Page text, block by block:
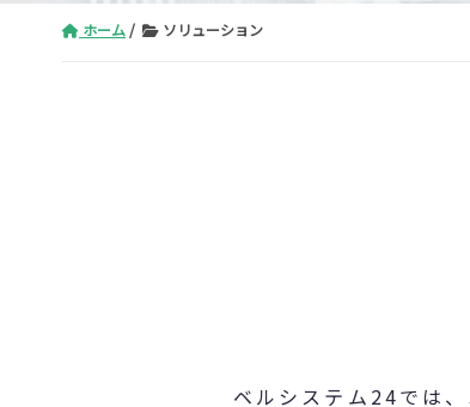
ホーム ソリューション
ベルシステム24では